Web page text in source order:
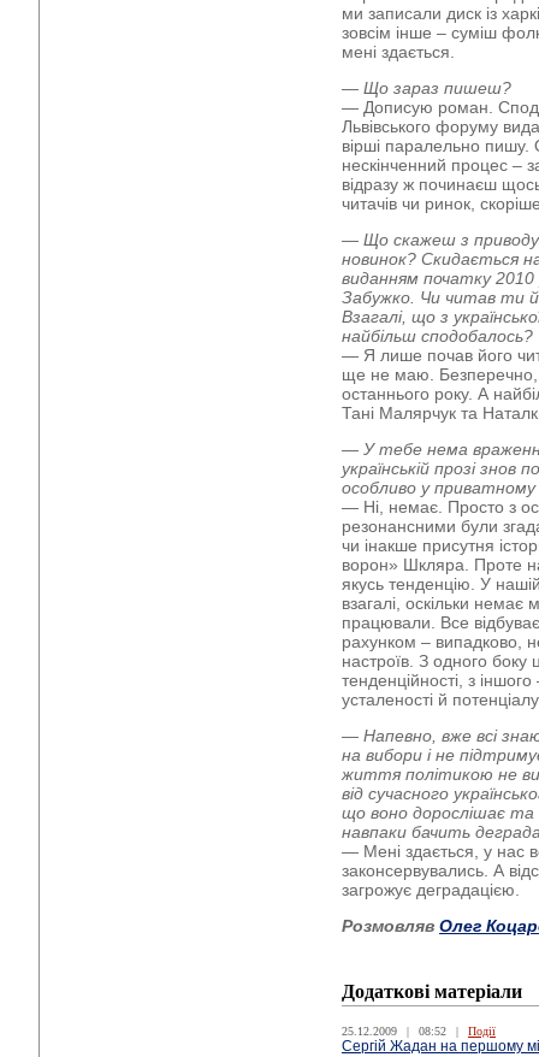
ми записали диск із
зовсім інше – суміш
мені здається.
— Що зараз пишеш?
— Дописую роман.
Львівського форуму
вірші паралельно пишу.
нескінченний процес –
відразу ж починаєш
читачів чи ринок,
— Що скажеш з приводу
новинок? Скидається
виданням початку
Забужко. Чи читав ти
Взагалі, що з
найбільш сподобалось?
— Я лише почав його
ще не маю. Безперечно,
останнього року. А
Тані Малярчук та
— У тебе нема
українській прозі
особливо у приватному
— Ні, немає. Просто з
резонансними були
чи інакше присутня
ворон» Шкляра. Проте
якусь тенденцію. У
взагалі, оскільки немає
працювали. Все
рахунком – випадково,
настроїв. З одного боку
тенденційності, з іншого
усталеності й
— Напевно, вже всі
на вибори і не
життя політикою не
від сучасного
що воно дорослішає та
навпаки бачить
— Мені здається, у нас
законсервувались. А
загрожує деградацією.
Розмовляв Олег
Додаткові матеріали
25.12.2009 | 08:52 | Події
Сергій Жадан на першому